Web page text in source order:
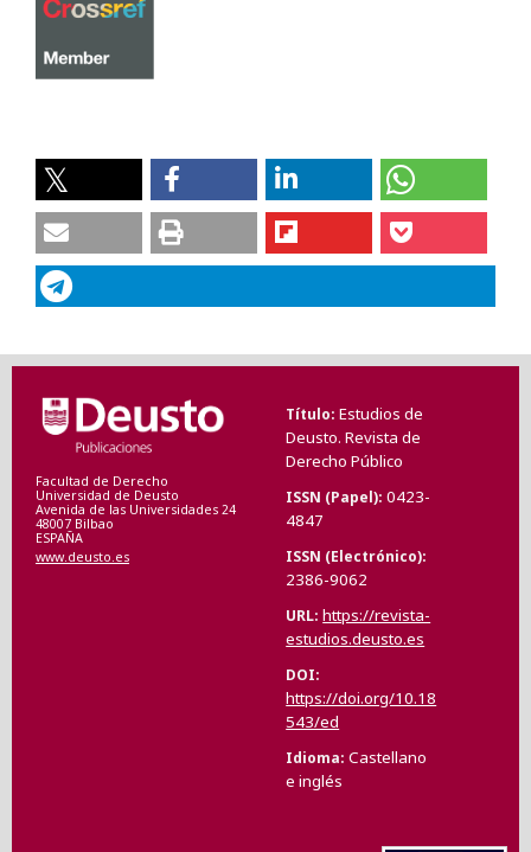
Facultad de Derecho
Universidad de Deusto
Avenida de las Universidades 24
48007 Bilbao
ESPAÑA
www.deusto.es
Título Estudios de
Deusto. Revista de
Derecho Público
ISSN (Papel) 0423-
4847
ISSN (Electrónico)
2386-9062
URL https://revista-
estudios.deusto.es
DOI
https://doi.org/10.18
543/ed
Idioma Castellano
e inglés